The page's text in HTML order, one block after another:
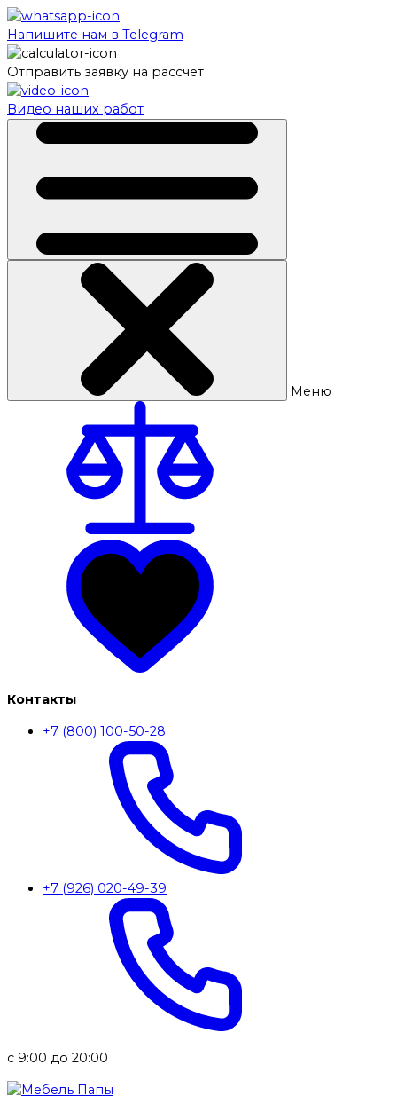
Напишите нам в Telegram
Отправить заявку на рассчет
Видео наших работ
Меню
Контакты
+7 (800) 100-50-28
+7 (926) 020-49-39
с 9:00 до 20:00